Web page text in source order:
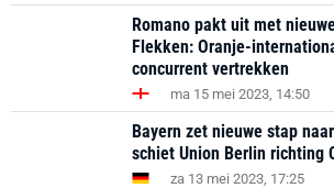
Romano pakt uit met
Flekken: Oranje-
concurrent vertrekken
ma 15 mei 2023, 14:50
Bayern zet nieuwe stap
schiet Union Berlin richting
za 13 mei 2023, 17:25